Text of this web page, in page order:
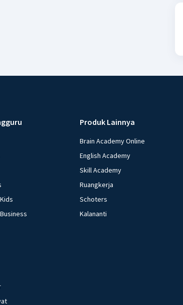
Produk Lainnya
Brain Academy Online
English Academy
Skill Academy
Ruangkerja
Schoters
Kalananti